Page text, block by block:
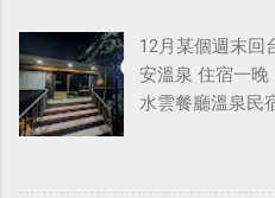
樟公巷口登山口
小路往上開可抵
路很陡且窄） ，
以健行為目的，
走，這裡距離可
了碧水丹峰的
岸。溪水清碧，
覽山水之勝。
織批准列入《
（湖南）、 中
以來，以東為尊
建帝王選為仰天
泰山自然而然，
家喻戶曉的名詞
12月某個週末回
安溫泉 住宿一
水雲餐廳溫泉民
鳥嘴山與虎山之
「 泰安警光山
源頭，所以這裡